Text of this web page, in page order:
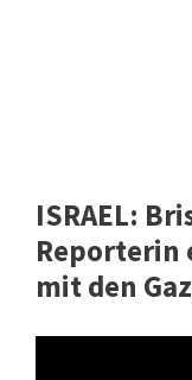
ISRAEL:
Reporterin
mit den